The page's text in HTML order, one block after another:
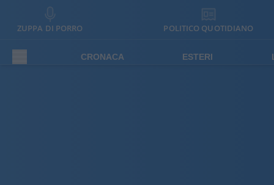
ZUPPA DI PORRO POLITICO QUOTIDIANO
CRONACA ESTERI